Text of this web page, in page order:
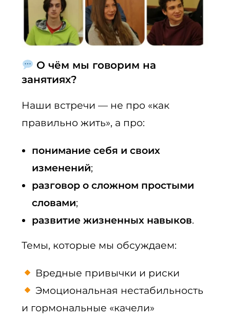
О чём мы говорим на
занятиях?
Наши встречи — не про «как
правильно жить», а про:
понимание себя и своих
изменений;
разговор о сложном простыми
словами;
развитие жизненных навыков.
Темы, которые мы обсуждаем:
Вредные привычки и риски
Эмоциональная нестабильность
и гормональные «качели»